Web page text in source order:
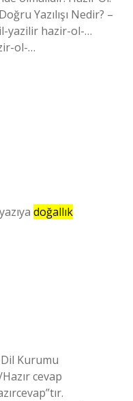
Yazılışı Nedir? –
yazilir hazir-ol-…
ol-…
doğallık
Dil Kurumu
cevap